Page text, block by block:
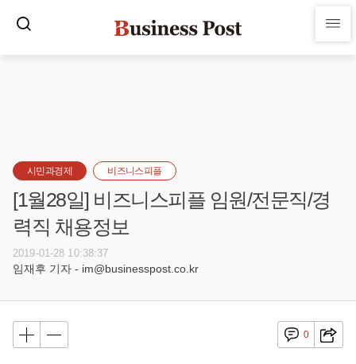
시민과경제 비즈니스피플
[1월28일] 비즈니스피플 임원/전문직/경
력직 채용정보
2019-01-28 10:38:37
임재후 기자 - im@businesspost.co.kr
0